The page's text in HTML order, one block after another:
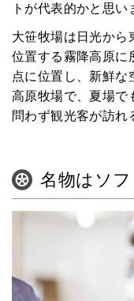
トが代表的かと思い
大笹牧場は日光から
位置する霧降高原に
点に位置し、新鮮な
高原牧場で、夏場で
問わず観光客が訪れ
名物はソ